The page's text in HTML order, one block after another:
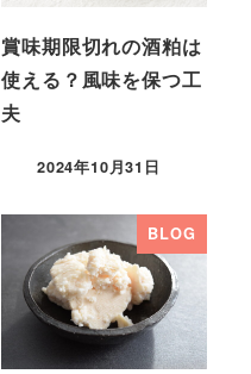
賞味期限切れの酒粕は
使える？風味を保つ工
夫
2024年10月31日
BLOG